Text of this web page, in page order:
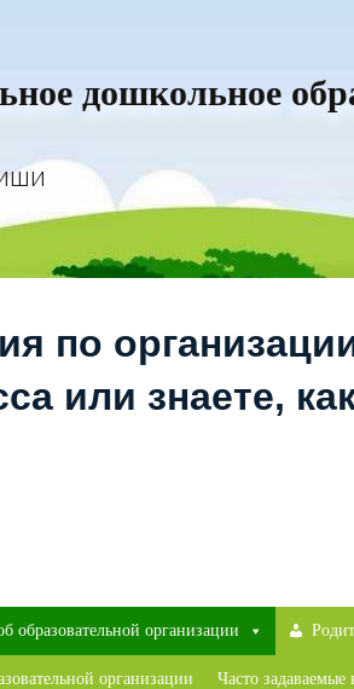
дошкольное
по
или знаете,
образовательной организации
организации Часто задаваемые